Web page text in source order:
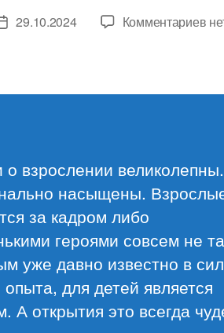
Дата29.10.2024 Комментариевк
о взрослении
насыщены.
за кадром либо
героями совсем не
уже давно известно в
для детей является
А открытия это всегда